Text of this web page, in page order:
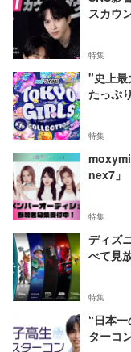
スカウ
特集
"史上最
たっぷ
特集
nex7」
特集
ディズ
べて見
特集
“日本
ターコ